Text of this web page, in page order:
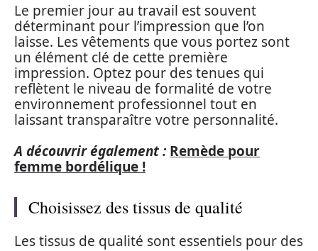
Le premier jour au travail est souvent
déterminant pour l’impression que l’on
laisse. Les vêtements que vous portez sont
un élément clé de cette première
impression. Optez pour des tenues qui
reflètent le niveau de formalité de votre
environnement professionnel tout en
laissant transparaître votre personnalité.
A découvrir également : Remède pour
femme bordélique !
Choisissez des tissus de qualité
Les tissus de qualité sont essentiels pour des